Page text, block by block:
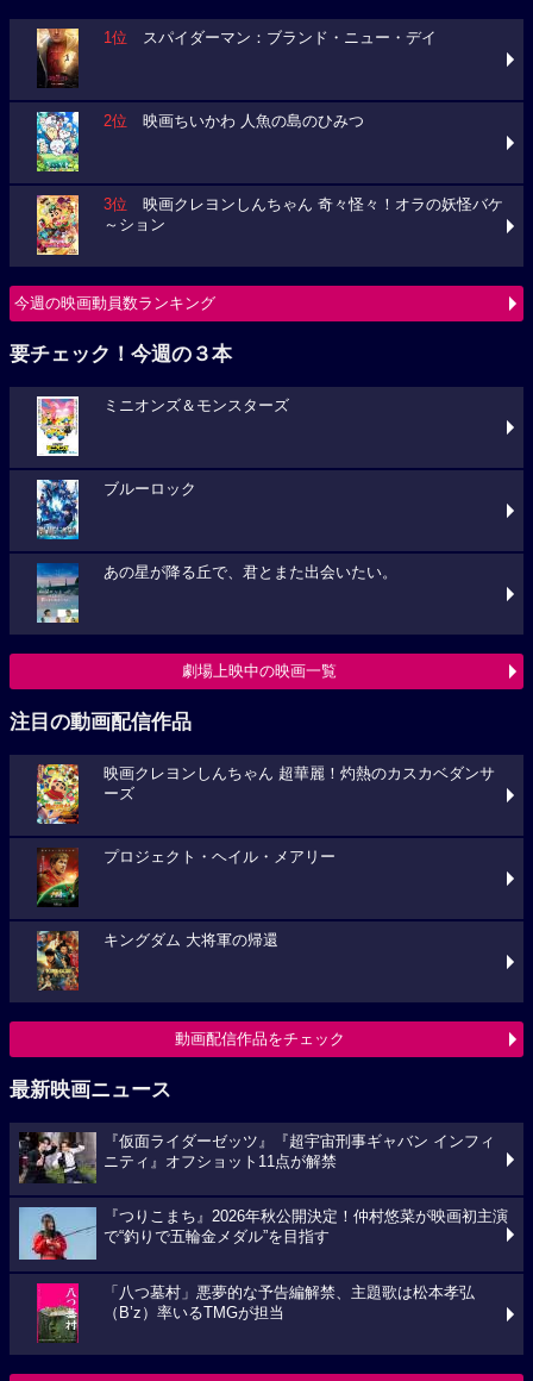
1位 スパイダーマン：ブランド・ニュー・デイ
2位 映画ちいかわ 人魚の島のひみつ
3位 映画クレヨンしんちゃん 奇々怪々！オラの妖怪バケ
～ション
今週の映画動員数ランキング
要チェック！今週の３本
ミニオンズ＆モンスターズ
ブルーロック
あの星が降る丘で、君とまた出会いたい。
劇場上映中の映画一覧
注目の動画配信作品
映画クレヨンしんちゃん 超華麗！灼熱のカスカベダンサ
ーズ
プロジェクト・ヘイル・メアリー
キングダム 大将軍の帰還
動画配信作品をチェック
最新映画ニュース
『仮面ライダーゼッツ』『超宇宙刑事ギャバン インフィ
ニティ』オフショット11点が解禁
『つりこまち』2026年秋公開決定！仲村悠菜が映画初主演
で“釣りで五輪金メダル”を目指す
「八つ墓村」悪夢的な予告編解禁、主題歌は松本孝弘
（B’z）率いるTMGが担当